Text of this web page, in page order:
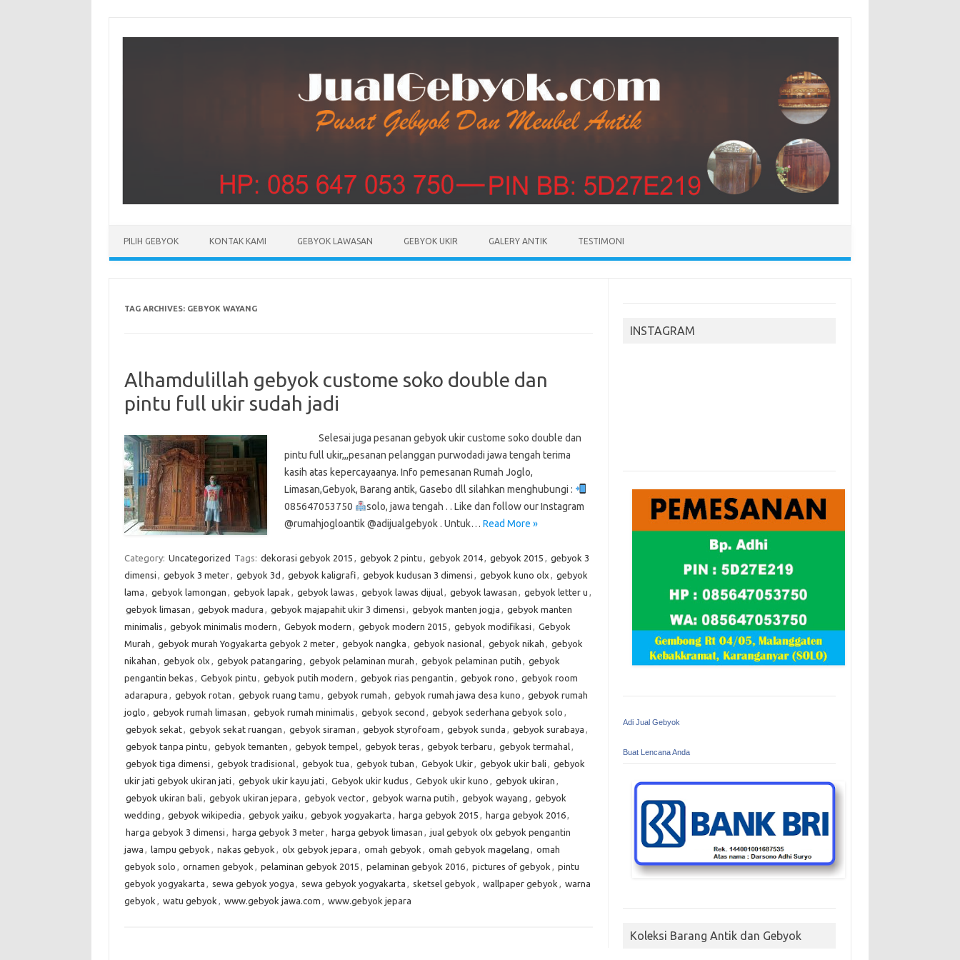
PILIH GEBYOK KONTAK KAMI GEBYOK LAWASAN GEBYOK UKIR GALERY ANTIK TESTIMONI
TAG ARCHIVES: GEBYOK WAYANG
Alhamdulillah gebyok custome soko double dan
pintu full ukir sudah jadi
Selesai juga pesanan gebyok ukir custome soko double dan
pintu full ukir,,,pesanan pelanggan purwodadi jawa tengah terima
kasih atas kepercayaanya. Info pemesanan Rumah Joglo,
Limasan,Gebyok, Barang antik, Gasebo dll silahkan menghubungi :
085647053750
solo, jawa tengah . . Like dan follow our Instagram
@rumahjogloantik @adijualgebyok . Untuk… Read More »
Category: Uncategorized Tags: dekorasi gebyok 2015 , gebyok 2 pintu , gebyok 2014, gebyok 2015 , gebyok 3
dimensi , gebyok 3 meter, gebyok 3d , gebyok kaligrafi, gebyok kudusan 3 dimensi , gebyok kuno olx , gebyok
lama , gebyok lamongan , gebyok lapak , gebyok lawas , gebyok lawas dijual, gebyok lawasan , gebyok letter u ,
gebyok limasan , gebyok madura , gebyok majapahit ukir 3 dimensi , gebyok manten jogja , gebyok manten
minimalis , gebyok minimalis modern , Gebyok modern , gebyok modern 2015 , gebyok modifikasi , Gebyok
Murah , gebyok murah Yogyakarta gebyok 2 meter, gebyok nangka , gebyok nasional, gebyok nikah , gebyok
nikahan , gebyok olx , gebyok patangaring , gebyok pelaminan murah , gebyok pelaminan putih , gebyok
pengantin bekas , Gebyok pintu , gebyok putih modern , gebyok rias pengantin , gebyok rono , gebyok room
adarapura , gebyok rotan , gebyok ruang tamu , gebyok rumah , gebyok rumah jawa desa kuno , gebyok rumah
joglo , gebyok rumah limasan , gebyok rumah minimalis , gebyok second , gebyok sederhana gebyok solo ,
gebyok sekat, gebyok sekat ruangan , gebyok siraman , gebyok styrofoam , gebyok sunda , gebyok surabaya ,
gebyok tanpa pintu , gebyok temanten , gebyok tempel, gebyok teras , gebyok terbaru , gebyok termahal,
gebyok tiga dimensi , gebyok tradisional, gebyok tua , gebyok tuban , Gebyok Ukir, gebyok ukir bali , gebyok
ukir jati gebyok ukiran jati , gebyok ukir kayu jati , Gebyok ukir kudus , Gebyok ukir kuno , gebyok ukiran ,
gebyok ukiran bali , gebyok ukiran jepara , gebyok vector, gebyok warna putih , gebyok wayang , gebyok
wedding , gebyok wikipedia , gebyok yaiku , gebyok yogyakarta , harga gebyok 2015 , harga gebyok 2016,
harga gebyok 3 dimensi , harga gebyok 3 meter, harga gebyok limasan , jual gebyok olx gebyok pengantin
jawa , lampu gebyok , nakas gebyok , olx gebyok jepara , omah gebyok , omah gebyok magelang , omah
gebyok solo , ornamen gebyok , pelaminan gebyok 2015 , pelaminan gebyok 2016, pictures of gebyok , pintu
gebyok yogyakarta , sewa gebyok yogya , sewa gebyok yogyakarta , sketsel gebyok , wallpaper gebyok , warna
gebyok , watu gebyok , www.gebyok jawa.com , www.gebyok jepara
INSTAGRAM
Adi Jual Gebyok
Buat Lencana Anda
Koleksi Barang Antik dan Gebyok